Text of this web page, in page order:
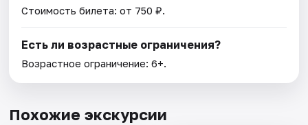
Стоимость билета: от 750 ₽.
Есть ли возрастные ограничения?
Возрастное ограничение: 6+.
Похожие экскурсии